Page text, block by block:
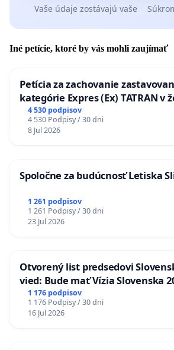
Vaše údaje zostávajú vaše
Iné petície, ktoré by vás mohli zaujímať
Petícia za zachovanie
kategórie Expres (Ex) TATRAN v
stanici Púchov
4 530 podpisov
4 530 Podpisy / 30 dni
8 Jul 2026
Spoločne za budúcnosť Letiska
1 261 podpisov
1 261 Podpisy / 30 dni
23 Jul 2026
Otvorený list predsedovi
vied: Bude mať Vízia Slovenska
chrbticu?
1 176 podpisov
1 176 Podpisy / 30 dni
16 Jul 2026